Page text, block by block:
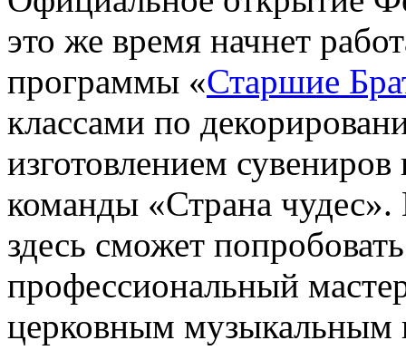
это же время начнет
программы «Старшие
классами по
изготовлением
команды «Страна
здесь сможет
профессиональный
церковным музыкальным